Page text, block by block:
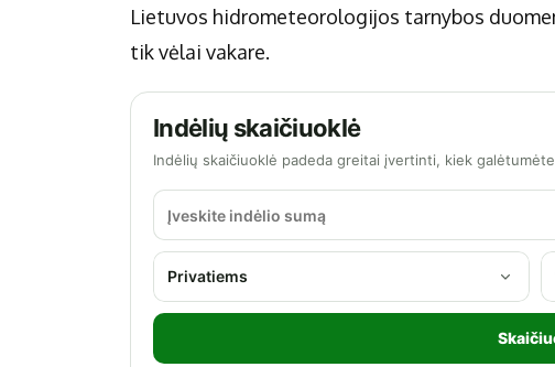
Lietuvos hidrometeorologijos tarnybos
tik vėlai vakare.